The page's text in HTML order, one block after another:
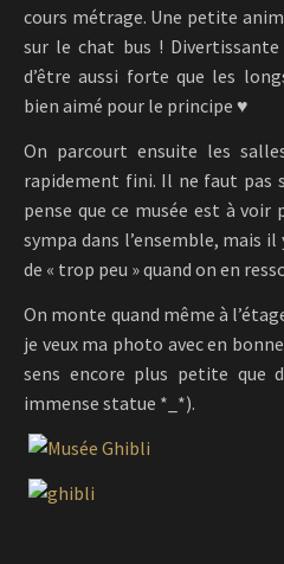
cours métrage. Une petite
sur le chat bus !
d’être aussi forte que les
bien aimé pour le principe ♥
On parcourt ensuite les
rapidement fini. Il ne faut pas
pense que ce musée est à voir
sympa dans l’ensemble, mais
de « trop peu » quand on en
On monte quand même à
je veux ma photo avec en
sens encore plus petite que
immense statue *_*).